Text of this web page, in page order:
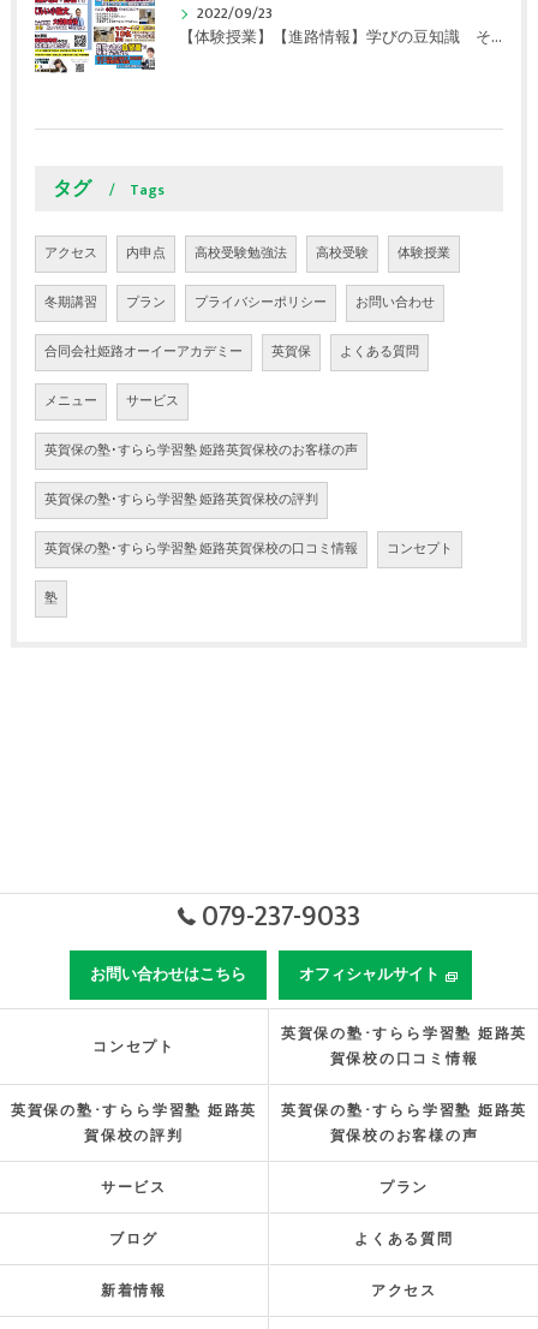
2022/09/23
【体験授業】【進路情報】学びの豆知識 その106 やはり目的がないとモチベーションが上がらない ｜英賀保駅前のすらら学習塾姫路英賀保校
タグ Tags
アクセス 内申点 高校受験勉強法 高校受験 体験授業
冬期講習 プラン プライバシーポリシー お問い合わせ
合同会社姫路オーイーアカデミー 英賀保 よくある質問
メニュー サービス
英賀保の塾･すらら学習塾 姫路英賀保校のお客様の声
英賀保の塾･すらら学習塾 姫路英賀保校の評判
英賀保の塾･すらら学習塾 姫路英賀保校の口コミ情報 コンセプト
塾
079-237-9033
お問い合わせはこちら オフィシャルサイト
コンセプト
英賀保の塾･すらら学習塾 姫路英
賀保校の口コミ情報
英賀保の塾･すらら学習塾 姫路英
賀保校の評判
英賀保の塾･すらら学習塾 姫路英
賀保校のお客様の声
サービス プラン
ブログ よくある質問
新着情報 アクセス